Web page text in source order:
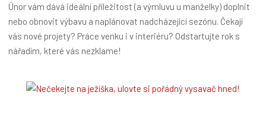
Únor vám dává ideální příležitost (a výmluvu u manželky) doplnit
nebo obnovit výbavu a naplánovat nadcházející sezónu. Čekají
vás nové projety? Práce venku i v interiéru? Odstartujte rok s
nářadím, které vás nezklame!